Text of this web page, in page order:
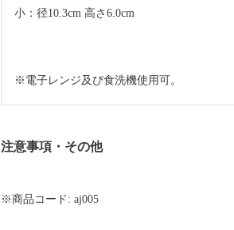
小：径10.3cm 高さ6.0cm
※電子レンジ及び食洗機使用可。
注意事項・その他
※商品コード: aj005